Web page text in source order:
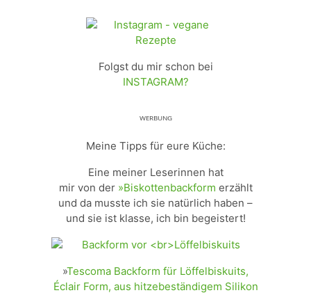
Folgst du mir schon bei
INSTAGRAM?
ᵂᴱᴿᴮᵁᴺᴳ
Meine Tipps für eure Küche:
Eine meiner Leserinnen hat
mir von der »Biskottenbackform erzählt
und da musste ich sie natürlich haben –
und sie ist klasse, ich bin begeistert!
»Tescoma Backform für Löffelbiskuits,
Éclair Form, aus hitzebeständigem Silikon